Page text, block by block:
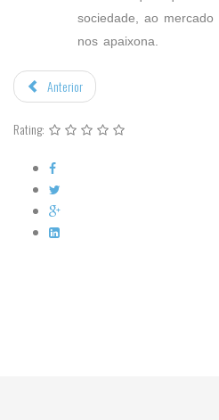
sociedade, ao mercado
nos apaixona.
Anterior
Rating: